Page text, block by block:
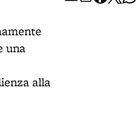
una
alla